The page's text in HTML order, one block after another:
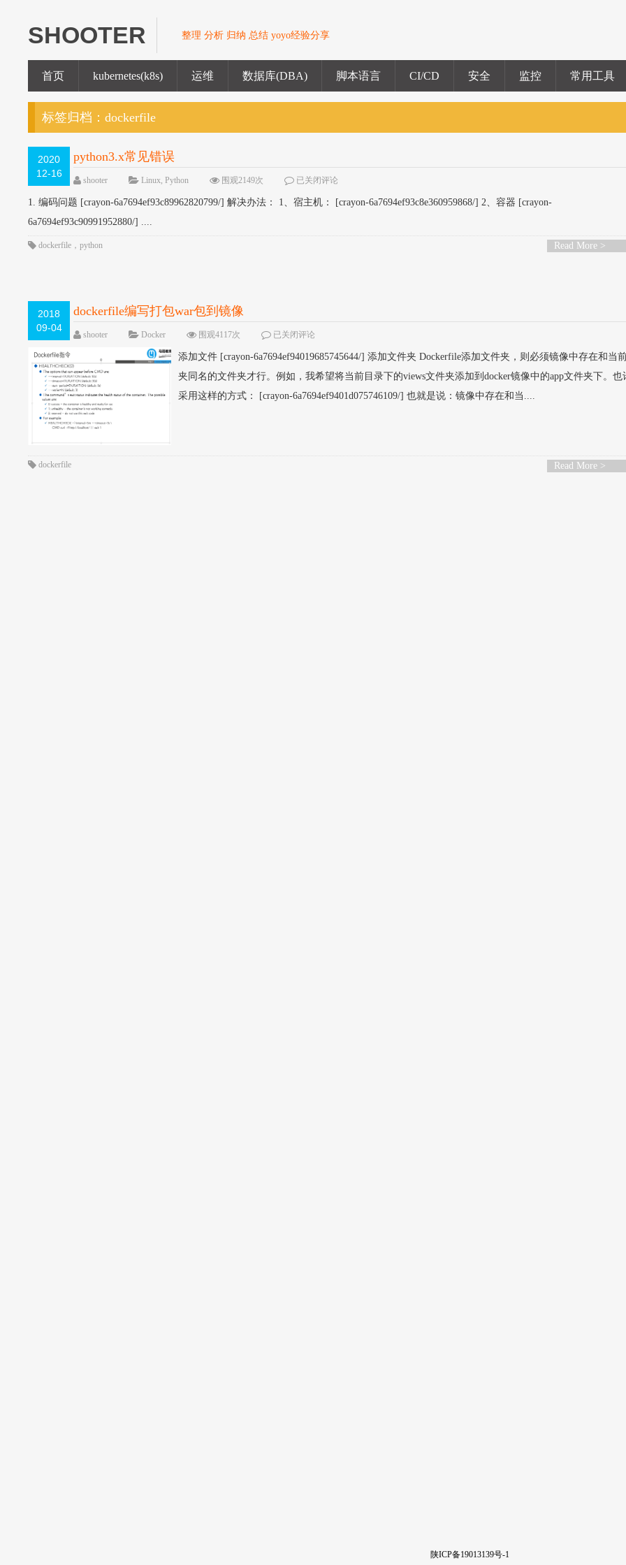
SHOOTER 整理 分析 归纳 总结 yoyo经验分享
首页 kubernetes(k8s) 运维 数据库(DBA) 脚本语言 CI/CD 安全 监控 常用工具
标签归档：dockerfile
2020
12-16
python3.x常见错误
shooter Linux,Python 围观2149次 已关闭评论
1. 编码问题 [crayon-6a7694ef93c89962820799/] 解决办法： 1、宿主机： [crayon-6a7694ef93c8e360959868/] 2、容器 [crayon-
6a7694ef93c90991952880/] ....
Read More >
dockerfile ，python
2018
09-04
dockerfile编写打包war包到镜像
shooter Docker 围观4117次 已关闭评论
添加文件 [crayon-6a7694ef94019685745644/] 添加文件夹 Dockerfile添加文件夹，则必须镜像中存在和当
夹同名的文件夹才行。例如，我希望将当前目录下的views文件夹添加到docker镜像中的app文件夹下。也
采用这样的方式： [crayon-6a7694ef9401d075746109/] 也就是说：镜像中存在和当....
Read More >
dockerfile
陕ICP备19013139号-1